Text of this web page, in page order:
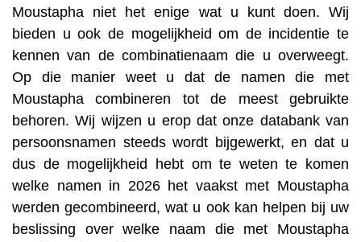
Moustapha niet het enige wat u kunt doen. Wij
bieden u ook de mogelijkheid om de incidentie te
kennen van de combinatienaam die u overweegt.
Op die manier weet u dat de namen die met
Moustapha combineren tot de meest gebruikte
behoren. Wij wijzen u erop dat onze databank van
persoonsnamen steeds wordt bijgewerkt, en dat u
dus de mogelijkheid hebt om te weten te komen
welke namen in 2026 het vaakst met Moustapha
werden gecombineerd, wat u ook kan helpen bij uw
beslissing over welke naam die met Moustapha